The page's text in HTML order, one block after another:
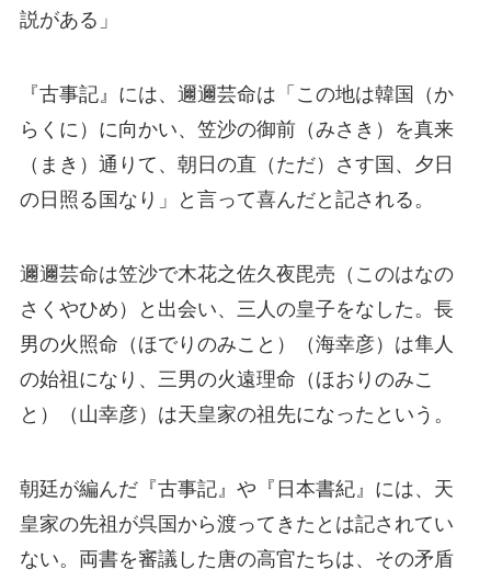
説がある」
『古事記』には、邇邇芸命は「この地は韓国（か
らくに）に向かい、笠沙の御前（みさき）を真来
（まき）通りて、朝日の直（ただ）さす国、夕日
の日照る国なり」と言って喜んだと記される。
邇邇芸命は笠沙で木花之佐久夜毘売（このはなの
さくやひめ）と出会い、三人の皇子をなした。長
男の火照命（ほでりのみこと）（海幸彦）は隼人
の始祖になり、三男の火遠理命（ほおりのみこ
と）（山幸彦）は天皇家の祖先になったという。
朝廷が編んだ『古事記』や『日本書紀』には、天
皇家の先祖が呉国から渡ってきたとは記されてい
ない。両書を審議した唐の高官たちは、その矛盾